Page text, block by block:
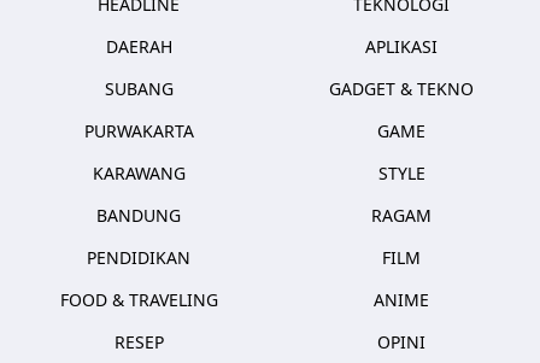
DAERAH
SUBANG
PURWAKARTA
KARAWANG
BANDUNG
PENDIDIKAN
FOOD & TRAVELING
RESEP
APLIKASI
GADGET & TEKNO
GAME
STYLE
RAGAM
FILM
ANIME
OPINI